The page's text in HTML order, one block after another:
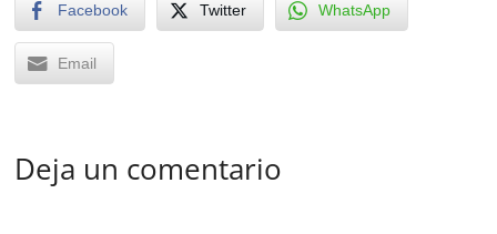
Facebook Twitter WhatsApp
Email
Deja un comentario